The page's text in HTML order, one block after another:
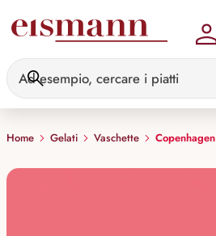
Home Gelati Vaschette Copenhagen